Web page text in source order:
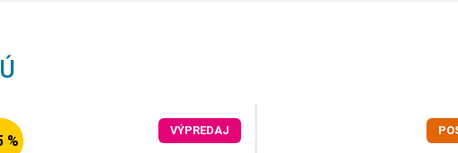
%
VÝPREDAJ